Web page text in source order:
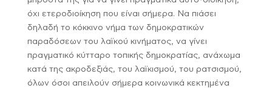
όχι ετεροδιοίκηση που είναι σήμερα. Να πιάσει
δηλαδή το κόκκινο νήμα των δημοκρατικών
παραδόσεων του λαϊκού κινήματος, να γίνει
πραγματικό κύτταρο τοπικής δημοκρατίας, ανάχωμα
κατά της ακροδεξιάς, του λαϊκισμού, του ρατσισμού,
όλων όσοι απειλούν σήμερα κοινωνικά κεκτημένα